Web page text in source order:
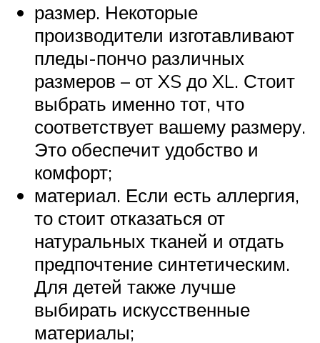
размер. Некоторые
производители изготавливают
пледы-пончо различных
размеров – от XS до XL. Стоит
выбрать именно тот, что
соответствует вашему размеру.
Это обеспечит удобство и
комфорт;
материал. Если есть аллергия,
то стоит отказаться от
натуральных тканей и отдать
предпочтение синтетическим.
Для детей также лучше
выбирать искусственные
материалы;